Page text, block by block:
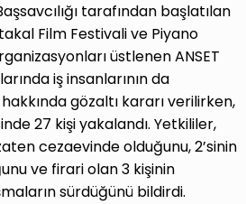
tarafından başlatılan
Film Festivali ve Piyano
üstlenen ANSET
iş insanlarının da
gözaltı kararı verilirken,
27 kişi yakalandı. Yetkililer,
cezaevinde olduğunu, 2’sinin
ve firari olan 3 kişinin
sürdüğünü bildirdi.